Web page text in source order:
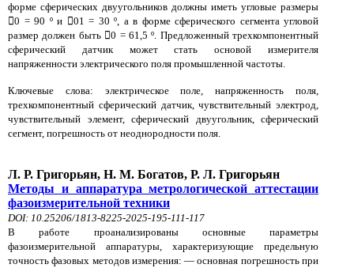
форме сферических двуугольников должны иметь угловые размеры
0 = 90 º и 01 = 30 º, а в форме сферического сегмента угловой
размер должен быть 0 = 61,5 º. Предложенный трехкомпонентный
сферический датчик может стать основой измерителя
напряженности электрического поля промышленной частоты.
Ключевые слова: электрическое поле, напряженность поля,
трехкомпонентный сферический датчик, чувствительный электрод,
чувствительный элемент, сферический двуугольник, сферический
сегмент, погрешность от неоднородности поля.
Л. Р. Григорьян, Н. М. Богатов, Р. Л. Григорьян
Методы и аппаратура метрологической аттестации
фазоизмерительной техники
DOI: 10.25206/1813-8225-2025-195-111-117
В работе проанализированы основные параметры
фазоизмерительной аппаратуры, характеризующие предельную
точность фазовых методов измерения: — основная погрешность при